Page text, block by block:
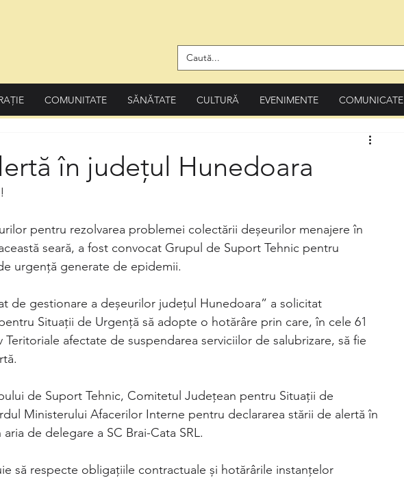
COMUNITATE SĂNĂTATE CULTURĂ EVENIMENTE COMUNICATE
în județul Hunedoara
pentru rezolvarea problemei colectării deșeurilor menajere în
seară, a fost convocat Grupul de Suport Tehnic pentru
urgență generate de epidemii.
de gestionare a deșeurilor județul Hunedoara” a solicitat
Situații de Urgență să adopte o hotărâre prin care, în cele 61
afectate de suspendarea serviciilor de salubrizare, să fie
de Suport Tehnic, Comitetul Județean pentru Situații de
Ministerului Afacerilor Interne pentru declararea stării de alertă în
de delegare a SC Brai-Cata SRL.
să respecte obligațiile contractuale și hotărârile instanțelor